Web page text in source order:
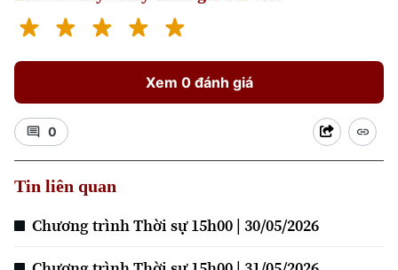
Xu hướng
Xem 0 đánh giá
0
Tin liên quan
Chương trình Thời sự 15h00 | 30/05/2026